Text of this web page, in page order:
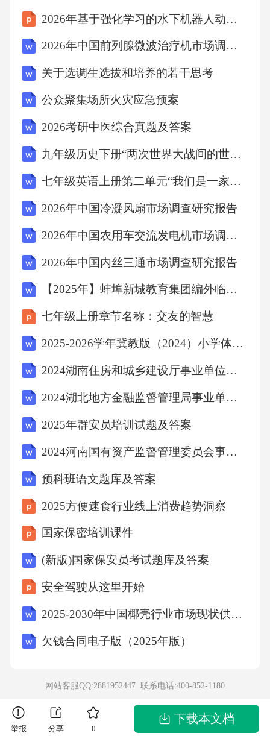
2026年基于强化学习的水下机器人动态路径重规划
2026年中国前列腺微波治疗机市场调查研究报告
关于选调生选拔和培养的若干思考
公众聚集场所火灾应急预案
2026考研中医综合真题及答案
九年级历史下册“两次世界大战间的世界变迁”专题复习教学设计
七年级英语上册第二单元“我们是一家人”跨学科主题教案
2026年中国冷凝风扇市场调查研究报告
2026年中国农用车交流发电机市场调查研究报告
2026年中国内丝三通市场调查研究报告
【2025年】蚌埠新城教育集团编外临聘教师招聘考试笔试试题（含答案）
七年级上册章节名称：交友的智慧
2025-2026学年冀教版（2024）小学体育与健康三年级全一册《挫伤和扭伤》教学设计
2024湖南住房和城乡建设厅事业单位笔试试题
2024湖北地方金融监督管理局事业单位笔试试题
2025年群安员培训试题及答案
2024河南国有资产监督管理委员会事业单位笔试试题
预科班语文题库及答案
2025方便速食行业线上消费趋势洞察
国家保密培训课件
(新版)国家保安员考试题库及答案
安全驾驶从这里开始
2025-2030年中国椰壳行业市场现状供需分析及投资评估规划分析研究报告
欠钱合同电子版（2025年版）
网站客服QQ:2881952447 联系电话:400-852-1180
举报 分享 0
下载本文档